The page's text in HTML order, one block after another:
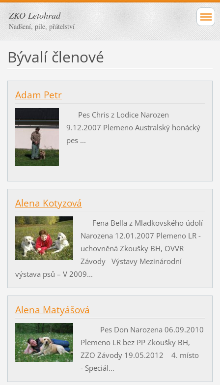
ZKO Letohrad
Nadšení, píle, přátelství
Bývalí členové
Adam Petr
Pes Chris z Lodice Narozen
9.12.2007 Plemeno Australský honácký
pes ...
Alena Kotyzová
Fena Bella z Mladkovského údolí
Narozena 12.01.2007 Plemeno LR -
uchovněná Zkoušky BH, OVVR
Závody Výstavy Mezinárodní
výstava psů – V 2009...
Alena Matyášová
Pes Don Narozena 06.09.2010
Plemeno LR bez PP Zkoušky BH,
ZZO Závody 19.05.2012 4. místo
- Speciál...